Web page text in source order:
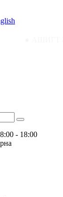
- 18:00